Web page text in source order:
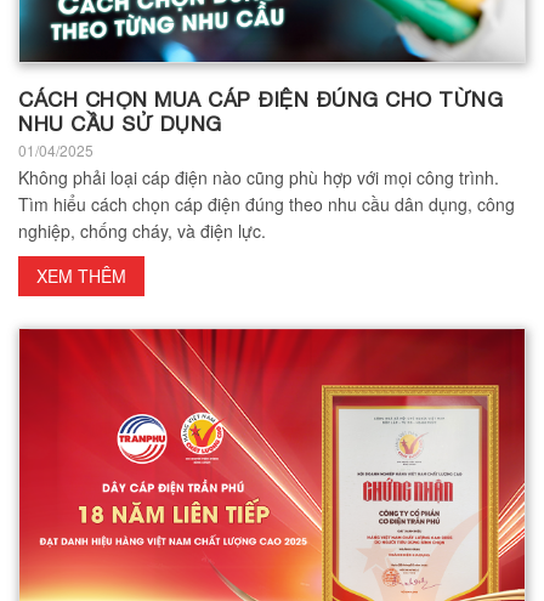
CÁCH CHỌN MUA CÁP ĐIỆN ĐÚNG CHO TỪNG
NHU CẦU SỬ DỤNG
01/04/2025
Không phải loại cáp điện nào cũng phù hợp với mọi công trình.
Tìm hiểu cách chọn cáp điện đúng theo nhu cầu dân dụng, công
nghiệp, chống cháy, và điện lực.
XEM THÊM